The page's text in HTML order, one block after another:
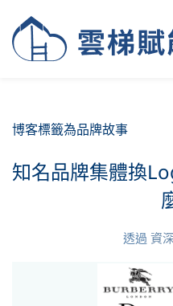
博客標籤為品牌故事
知名品牌集體換
透過 資